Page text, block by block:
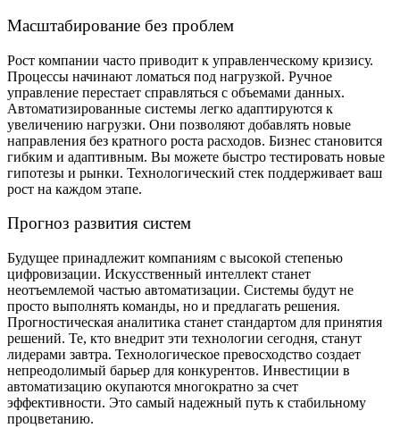
Масштабирование без проблем
Рост компании часто приводит к управленческому кризису.
Процессы начинают ломаться под нагрузкой. Ручное
управление перестает справляться с объемами данных.
Автоматизированные системы легко адаптируются к
увеличению нагрузки. Они позволяют добавлять новые
направления без кратного роста расходов. Бизнес становится
гибким и адаптивным. Вы можете быстро тестировать новые
гипотезы и рынки. Технологический стек поддерживает ваш
рост на каждом этапе.
Прогноз развития систем
Будущее принадлежит компаниям с высокой степенью
цифровизации. Искусственный интеллект станет
неотъемлемой частью автоматизации. Системы будут не
просто выполнять команды, но и предлагать решения.
Прогностическая аналитика станет стандартом для принятия
решений. Те, кто внедрит эти технологии сегодня, станут
лидерами завтра. Технологическое превосходство создает
непреодолимый барьер для конкурентов. Инвестиции в
автоматизацию окупаются многократно за счет
эффективности. Это самый надежный путь к стабильному
процветанию.